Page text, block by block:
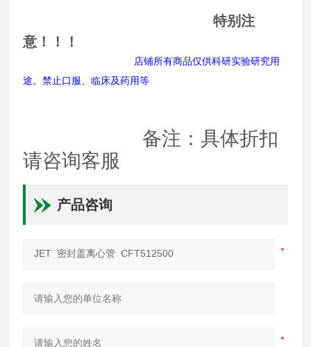
特别注
意！！！
店铺所有商品仅供科研实验研究用
途。禁止口服、临床及药用等
备注：具体折扣
请咨询客服
产品咨询